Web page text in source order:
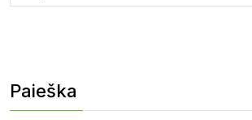
Paieška